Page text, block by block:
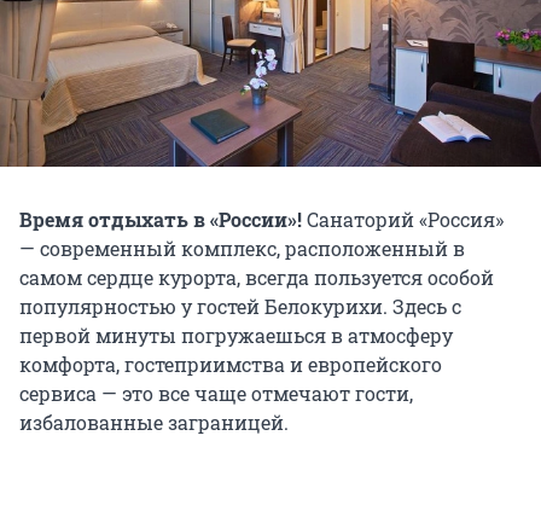
Время отдыхать в «России»!Санаторий «Россия»
— современный комплекс, расположенный в
самом сердце курорта, всегда пользуется особой
популярностью у гостей Белокурихи. Здесь с
первой минуты погружаешься в атмосферу
комфорта, гостеприимства и европейского
сервиса — это все чаще отмечают гости,
избалованные заграницей.